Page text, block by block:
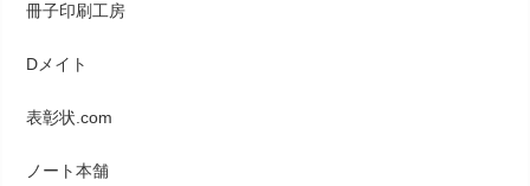
冊子印刷工房
Dメイト
表彰状.com
ノート本舗